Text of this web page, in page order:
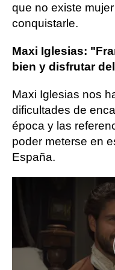
que no existe
conquistarle.
Maxi Iglesias:
bien y disfrutar
Maxi Iglesias nos
dificultades de
época y las
poder meterse en
España.